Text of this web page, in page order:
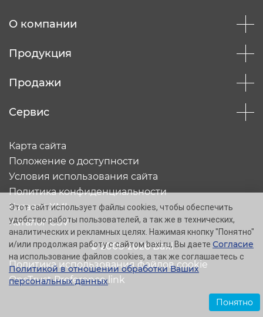
О компании
Продукция
Продажи
Сервис
© 2005-2026 Baxi
Карта сайта
Положение о доступности
Условия использования сайта
Политика конфиденциальности
Каталог XML
Каталог CSV
Политика использования файлов cookie
OneTrust Preference link
Этот сайт использует файлы cookies, чтобы обеспечить
удобство работы пользователей, а так же в технических,
аналитических и рекламных целях. Нажимая кнопку "Понятно"
и/или продолжая работу с сайтом baxi.ru, Вы даете Согласие
на использование файлов cookies, а так же соглашаетесь с
Политикой в отношении обработки Ваших
персональных данных.
Понятно